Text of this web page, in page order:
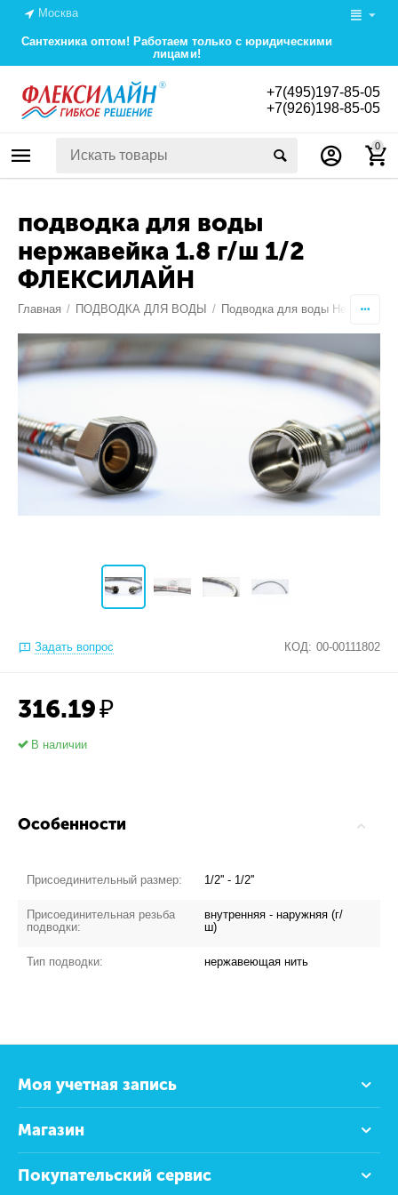
Москва
Сантехника оптом! Работаем только с юридическими
лицами!
+7(495)197-85-05
+7(926)198-85-05
0
подводка для воды
нержавейка 1.8 г/ш 1/2
ФЛЕКСИЛАЙН
Главная / ПОДВОДКА ДЛЯ ВОДЫ / Подводка для воды Нержавейка
Задать вопрос КОД: 00-00111802
316.19₽
В наличии
Особенности
Присоединительный размер: 1/2'' - 1/2''
Присоединительная резьба
подводки:
внутренняя - наружняя (г/
ш)
Тип подводки: нержавеющая нить
Моя учетная запись
Магазин
Покупательский сервис